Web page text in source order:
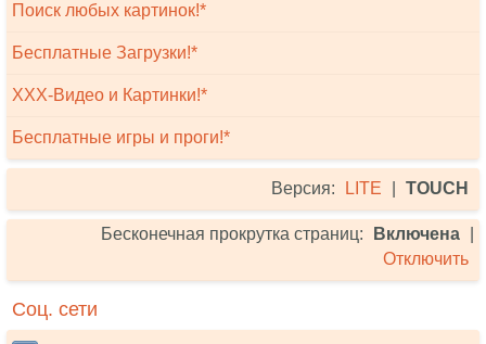
Поиск любых картинок!*
Бесплатные Загрузки!*
XXX-Видео и Картинки!*
Бесплатные игры и проги!*
Версия: LITE TOUCH
Бесконечная прокрутка страниц: Включена
Отключить
Соц. сети